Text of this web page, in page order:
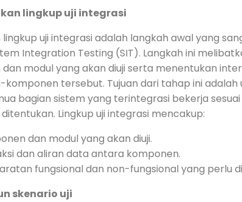
lingkup uji integrasi
lingkup uji integrasi adalah langkah awal yang
Integration Testing (SIT). Langkah ini
modul yang akan diuji serta menentukan
tersebut. Tujuan dari tahap ini adalah
bagian sistem yang terintegrasi bekerja
Lingkup uji integrasi mencakup:
dan modul yang akan diuji.
dan aliran data antara komponen.
fungsional dan non-fungsional yang perlu
skenario uji